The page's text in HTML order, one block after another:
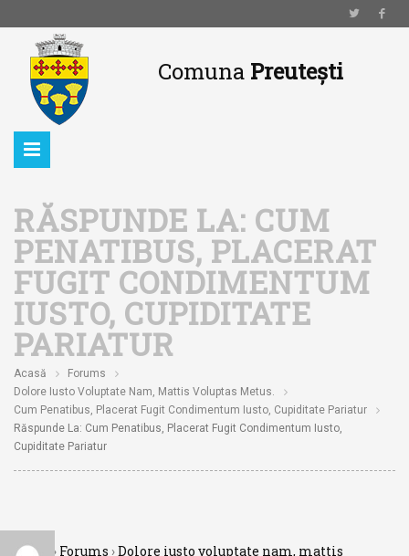
ComunaPreutești
RĂSPUNDE LA: CUM
PENATIBUS, PLACERAT
FUGIT CONDIMENTUM
IUSTO, CUPIDITATE
PARIATUR
Acasă
Forums
Dolore Iusto Voluptate Nam, Mattis Voluptas Metus.
Cum Penatibus, Placerat Fugit Condimentum Iusto, Cupiditate Pariatur
Răspunde La: Cum Penatibus, Placerat Fugit Condimentum Iusto,
Cupiditate Pariatur
Acasă › Forums ›Dolore iusto voluptate nam, mattis